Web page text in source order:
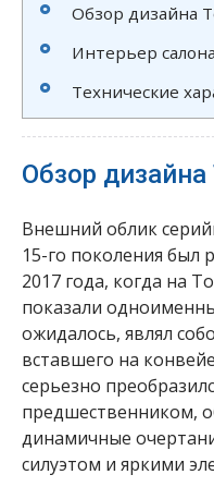
Обзор дизайна
Интерьер
Технические
Обзор дизайна
Внешний облик
15-го поколения был
2017 года, когда на
показали
ожидалось, являл
вставшего на
серьезно
предшественником,
динамичные
силуэтом и яркими